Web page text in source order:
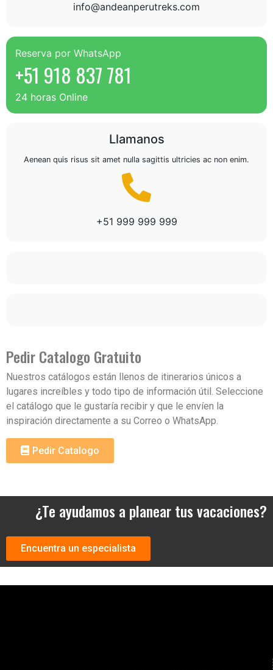
info@andeanperutreks.com
Reserva por WhatsApp
+51 918 837 781
24 horas Online
Llamanos
Aenean quis risus sit amet nulla sagittis ultricies ac non enim.
+51 999 999 999
Pedir Catalogo Gratuito
Nuestros catálogos están llenos de itinerarios únicos a
lugares increíbles y todo tipo de información útil. Seleccione
el catálogo que le gustaría recibir y que le envíen la
inspiración directamente a su Correo o WhatsApp.
Pedir Catalogo
¿Te ayudamos a planear tus vacaciones?
Encuentra un especialista